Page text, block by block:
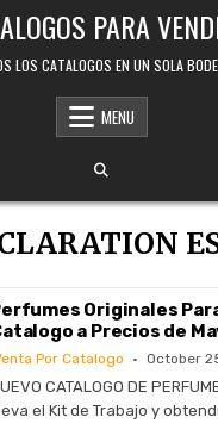
PARA
LOS CATALOGOS EN UN SOLA
MENU
Originales
a Precios de
Por Catalogo October
CATALOGO DE
el Kit de Trabajo y